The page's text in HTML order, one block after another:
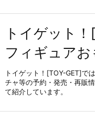
トイゲット
フィギュア
トイゲット！[TOY-GET]で
チャ等の予約・発売・再販
て紹介しています。